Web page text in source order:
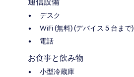
デスク
WiFi (無料) (デバイス 5 台まで)
電話
お食事と飲み物
小型冷蔵庫